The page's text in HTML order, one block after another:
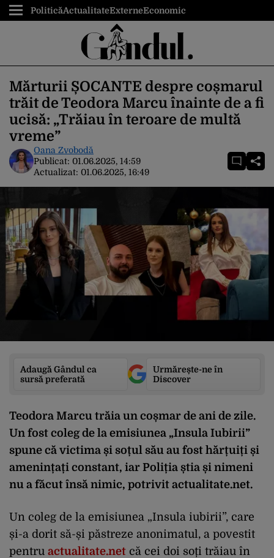
PoliticăActualitateExterneEconomic
Mărturii ȘOCANTE despre coșmarul
trăit de Teodora Marcu înainte de a fi
ucisă: „Trăiau în teroare de multă
vreme”
Oana Zvobodă
Publicat: 01.06.2025, 14:59
Actualizat: 01.06.2025, 16:49
Adaugă Gândul ca
sursă preferată
Urmărește-ne în
Discover
Teodora Marcu trăia un coșmar de ani de zile.
Un fost coleg de la emisiunea „Insula Iubirii”
spune că victima și soțul său au fost hărțuiți și
amenințați constant, iar Poliția știa și nimeni
nu a făcut însă nimic, potrivit actualitate.net.
Un coleg de la emisiunea „Insula iubirii”, care
și-a dorit să-și păstreze anonimatul, a povestit
pentru actualitate.net că cei doi soți trăiau în